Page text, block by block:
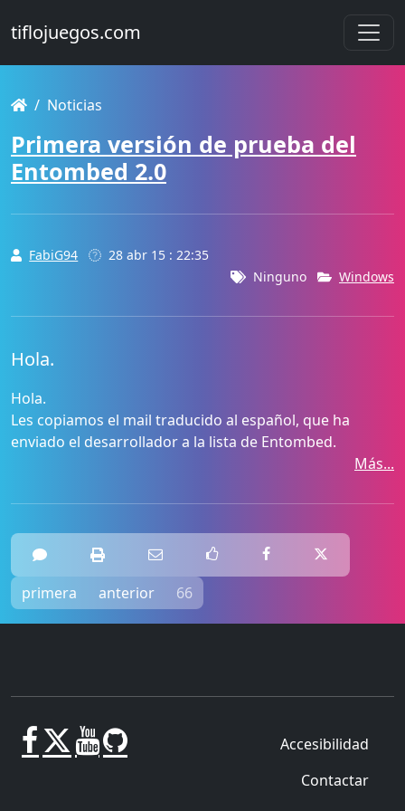
tiflojuegos.com
Noticias
Primera versión de prueba del
Entombed 2.0
FabiG94
28 abr 15 : 22:35
Ninguno
Windows
Hola.
Hola.
Les copiamos el mail traducido al español, que ha
enviado el desarrollador a la lista de Entombed.
Más...
primera anterior 66
Accesibilidad
Contactar